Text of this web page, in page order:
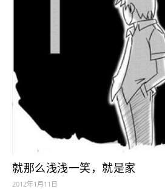
就那么浅浅一笑，就是家
2012年1月11日